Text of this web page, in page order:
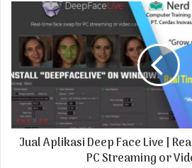
i
l
d
Jual Aplikasi Deep Face Live |
PC Streaming or